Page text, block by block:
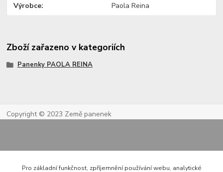
Výrobce Paola Reina
Zboží zařazeno v kategoriích
Panenky PAOLA REINA
Copyright © 2023 Země panenek
Pro základní funkčnost, zpříjemnění používání webu, analytické